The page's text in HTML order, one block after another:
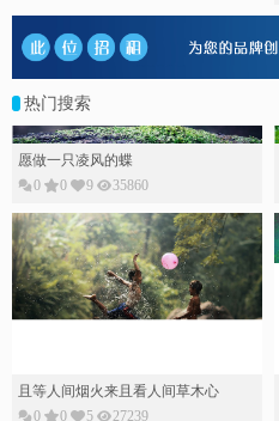
热门搜索
愿做一只凌风的蝶
0
0 9 35860
且等人间烟火来且看人间草木心
0
0 5 27239